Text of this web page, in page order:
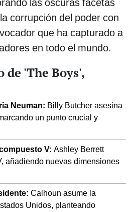
las oscuras facetas
corrupción del poder con
que ha capturado a
en todo el mundo.
de 'The Boys',
Neuman: Billy Butcher asesina
un punto crucial y
V: Ashley Berrett
añadiendo nuevas dimensiones
Calhoun asume la
Unidos, planteando